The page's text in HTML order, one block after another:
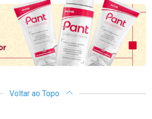
Voltar ao Topo